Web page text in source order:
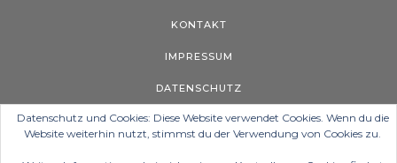
KONTAKT
IMPRESSUM
DATENSCHUTZ
Datenschutz und Cookies: Diese Website verwendet Cookies. Wenn du die
Website weiterhin nutzt, stimmst du der Verwendung von Cookies zu.